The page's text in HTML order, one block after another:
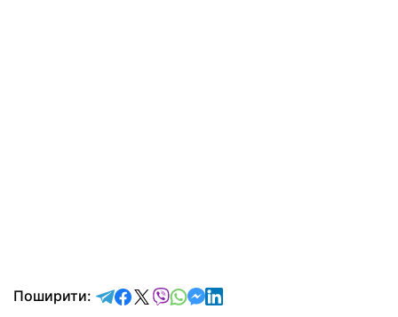
Поширити: відправити у Telegram
поділитись у Facebook
поділитись у X
відправити у Viber
відправити у Whatsapp
відправити у Messenger
відправити у LinkedIn